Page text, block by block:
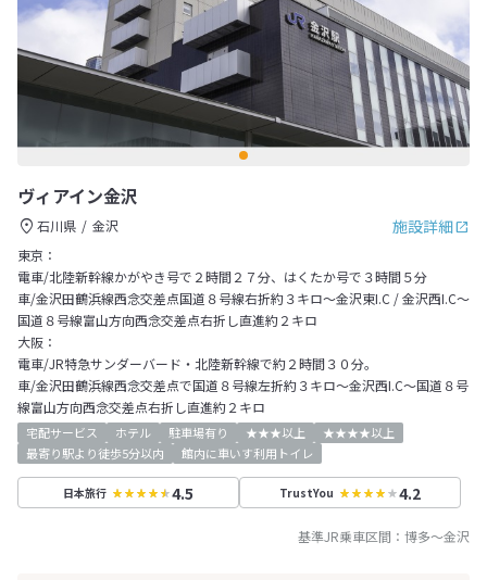
ヴィアイン金沢
施設詳細
石川県
金沢
東京：
電車/北陸新幹線かがやき号で２時間２７分、はくたか号で３時間５分
車/金沢田鶴浜線西念交差点国道８号線右折約３キロ～金沢東I.C / 金沢西I.C～
国道８号線富山方向西念交差点右折し直進約２キロ
大阪：
電車/JR特急サンダーバード・北陸新幹線で約２時間３０分。
車/金沢田鶴浜線西念交差点で国道８号線左折約３キロ～金沢西I.C～国道８号
線富山方向西念交差点右折し直進約２キロ
宅配サービス ホテル 駐車場有り ★★★以上
★★★★以上
最寄り駅より徒歩5分以内
館内に車いす利用トイレ
日本旅行 4.5 TrustYou 4.2
基準JR乗車区間： 博多～金沢